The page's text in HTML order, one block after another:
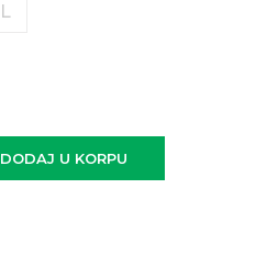
L
DODAJ U KORPU